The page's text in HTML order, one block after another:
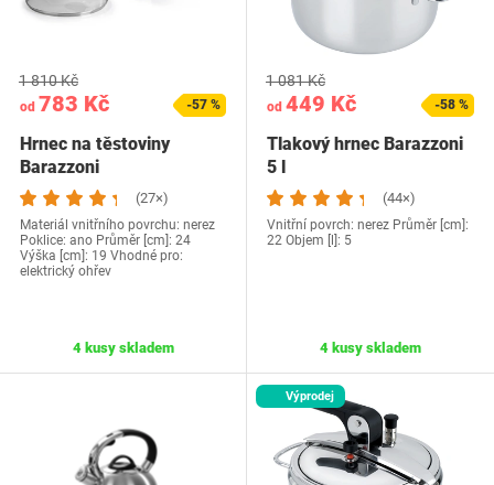
od 783 Kč
1 810 Kč
-57 %
Hrnec na těstoviny
Barazzoni
(27×)
Materiál vnitřního povrchu: nerez
Poklice: ano Průměr [cm]: 24
Výška [cm]: 19 Vhodné pro:
elektrický ohřev
4 kusy skladem
od 449 Kč
1 081 Kč
-58 %
Tlakový hrnec Barazzoni
5 l
(44×)
Vnitřní povrch: nerez Průměr [cm]:
22 Objem [l]: 5
4 kusy skladem
Výprodej